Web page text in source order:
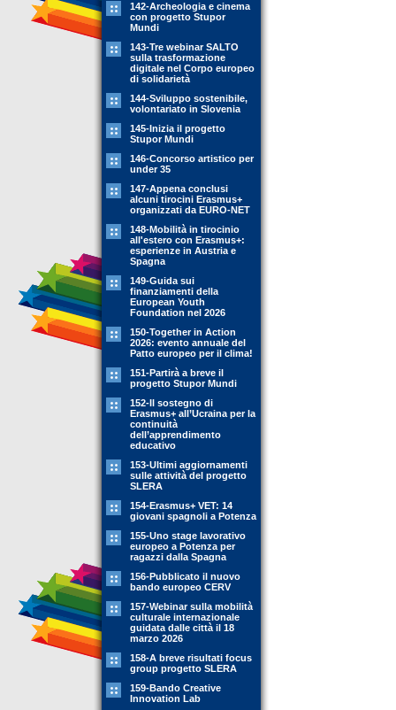
142-Archeologia e cinema
con progetto Stupor
Mundi
143-Tre webinar SALTO
sulla trasformazione
digitale nel Corpo europeo
di solidarietà
144-Sviluppo sostenibile,
volontariato in Slovenia
145-Inizia il progetto
Stupor Mundi
146-Concorso artistico per
under 35
147-Appena conclusi
alcuni tirocini Erasmus+
organizzati da EURO-NET
148-Mobilità in tirocinio
all'estero con Erasmus+:
esperienze in Austria e
Spagna
149-Guida sui
finanziamenti della
European Youth
Foundation nel 2026
150-Together in Action
2026: evento annuale del
Patto europeo per il clima!
151-Partirà a breve il
progetto Stupor Mundi
152-Il sostegno di
Erasmus+ all’Ucraina per la
continuità
dell’apprendimento
educativo
153-Ultimi aggiornamenti
sulle attività del progetto
SLERA
154-Erasmus+ VET: 14
giovani spagnoli a Potenza
155-Uno stage lavorativo
europeo a Potenza per
ragazzi dalla Spagna
156-Pubblicato il nuovo
bando europeo CERV
157-Webinar sulla mobilità
culturale internazionale
guidata dalle città il 18
marzo 2026
158-A breve risultati focus
group progetto SLERA
159-Bando Creative
Innovation Lab